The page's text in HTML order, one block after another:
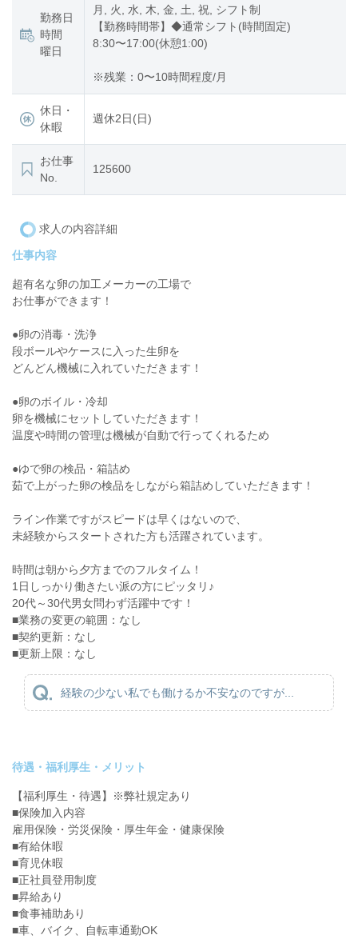
勤務日
時間
曜日
月, 火, 水, 木, 金, 土, 祝, シフト制
【勤務時間帯】◆通常シフト(時間固定)
8:30〜17:00(休憩1:00)
※残業：0〜10時間程度/月
休日・
休暇
週休2日(日)
お仕事
No.
125600
求人の内容詳細
仕事内容
超有名な卵の加工メーカーの工場で
お仕事ができます！
●卵の消毒・洗浄
段ボールやケースに入った生卵を
どんどん機械に入れていただきます！
●卵のボイル・冷却
卵を機械にセットしていただきます！
温度や時間の管理は機械が自動で行ってくれるため
●ゆで卵の検品・箱詰め
茹で上がった卵の検品をしながら箱詰めしていただきます！
ライン作業ですがスピードは早くはないので、
未経験からスタートされた方も活躍されています。
時間は朝から夕方までのフルタイム！
1日しっかり働きたい派の方にピッタリ♪
20代～30代男女問わず活躍中です！
■業務の変更の範囲：なし
■契約更新：なし
■更新上限：なし
経験の少ない私でも働けるか不安なのですが...
待遇・福利厚生・メリット
【福利厚生・待遇】※弊社規定あり
■保険加入内容
雇用保険・労災保険・厚生年金・健康保険
■有給休暇
■育児休暇
■正社員登用制度
■昇給あり
■食事補助あり
■車、バイク、自転車通勤OK